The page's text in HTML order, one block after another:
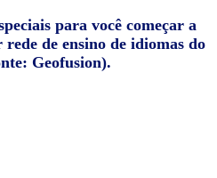
para você começar a
de ensino de idiomas do
Geofusion).